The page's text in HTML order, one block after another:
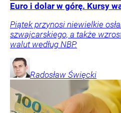
Euro i dolar w górę. Kursy
Piątek przynosi niewielkie
szwajcarskiego, a także
walut według NBP.
Radosław Święcki